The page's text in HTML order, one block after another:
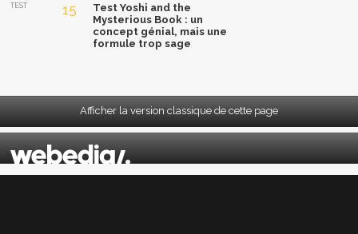
TEST 15
Test Yoshi and the
Mysterious Book : un
concept génial, mais une
formule trop sage
Afficher la version classique de cette page